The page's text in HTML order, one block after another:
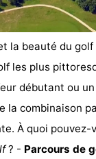
la beauté du golf
les plus
débutant ou
la combinaison
À quoi pouvez-
? - Parcours de